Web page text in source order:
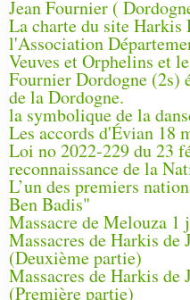
Jean Fournier (
La charte du site Harkis
l'Association
Veuves et Orphelins et
Fournier Dordogne (2s)
de la Dordogne.
la symbolique de la
Les accords d'Évian 18
Loi no 2022-229 du 23
reconnaissance de la
L’un des premiers
Ben Badis"
Massacre de Melouza
Massacres de Harkis
(Deuxième partie)
Massacres de Harkis
(Première partie)